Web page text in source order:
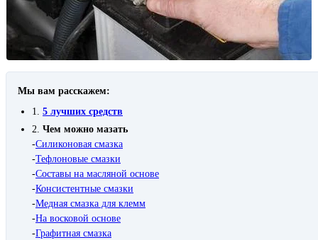
Мы вам расскажем:
1. 5 лучших средств
2. Чем можно мазать
-Силиконовая смазка
-Тефлоновые смазки
-Составы на масляной основе
-Консистентные смазки
-Медная смазка для клемм
-На восковой основе
-Графитная смазка